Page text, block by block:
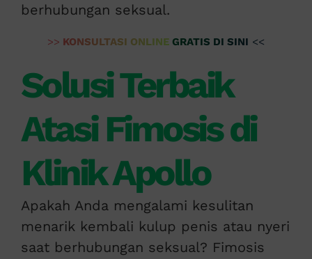
berhubungan seksual.
>> KONSULTASI ONLINE GRATIS DI SINI <<
Solusi Terbaik
Atasi Fimosis di
Klinik Apollo
Apakah Anda mengalami kesulitan
menarik kembali kulup penis atau nyeri
saat berhubungan seksual? Fimosis